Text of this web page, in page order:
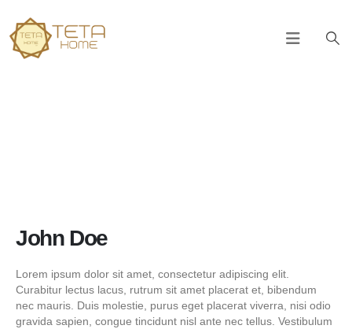
John Doe
Lorem ipsum dolor sit amet, consectetur adipiscing elit.
Curabitur lectus lacus, rutrum sit amet placerat et, bibendum
nec mauris. Duis molestie, purus eget placerat viverra, nisi odio
gravida sapien, congue tincidunt nisl ante nec tellus. Vestibulum